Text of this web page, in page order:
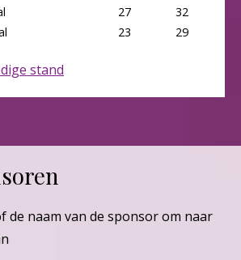
27
32
23 29
stand
de naam van de sponsor om naar